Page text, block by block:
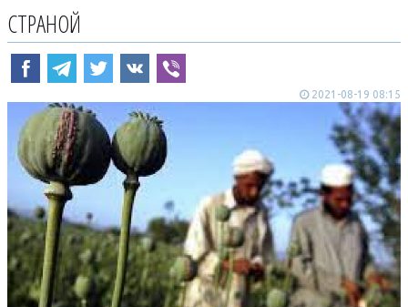
СТРАНОЙ
2021-08-19 08:15